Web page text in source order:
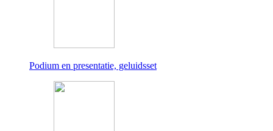
Podium en presentatie, geluidsset